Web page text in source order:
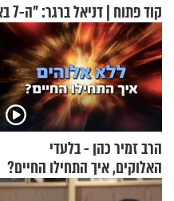
קוד פתוח | דניאל ברגר: "ה-7 באוקטובר גרם לי לחפש תשובות"
הרב זמיר כהן - בלעדי
האלוקים, איך התחילו החיים?